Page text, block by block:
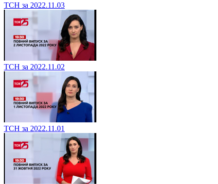
ТСН за 2022.11.03
ТСН за 2022.11.02
ТСН за 2022.11.01